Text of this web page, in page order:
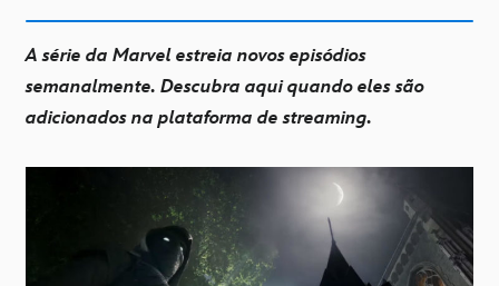
A série da Marvel estreia novos episódios
semanalmente. Descubra aqui quando eles são
adicionados na plataforma de streaming.